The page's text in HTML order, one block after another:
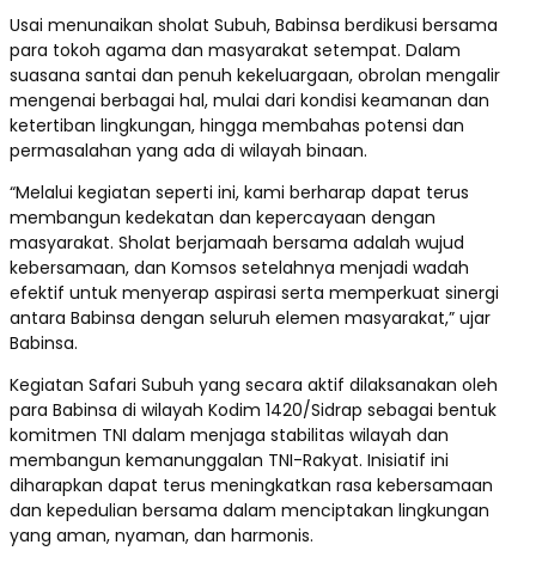
Usai menunaikan sholat Subuh, Babinsa berdikusi bersama
para tokoh agama dan masyarakat setempat. Dalam
suasana santai dan penuh kekeluargaan, obrolan mengalir
mengenai berbagai hal, mulai dari kondisi keamanan dan
ketertiban lingkungan, hingga membahas potensi dan
permasalahan yang ada di wilayah binaan.
“Melalui kegiatan seperti ini, kami berharap dapat terus
membangun kedekatan dan kepercayaan dengan
masyarakat. Sholat berjamaah bersama adalah wujud
kebersamaan, dan Komsos setelahnya menjadi wadah
efektif untuk menyerap aspirasi serta memperkuat sinergi
antara Babinsa dengan seluruh elemen masyarakat,” ujar
Babinsa.
Kegiatan Safari Subuh yang secara aktif dilaksanakan oleh
para Babinsa di wilayah Kodim 1420/Sidrap sebagai bentuk
komitmen TNI dalam menjaga stabilitas wilayah dan
membangun kemanunggalan TNI-Rakyat. Inisiatif ini
diharapkan dapat terus meningkatkan rasa kebersamaan
dan kepedulian bersama dalam menciptakan lingkungan
yang aman, nyaman, dan harmonis.